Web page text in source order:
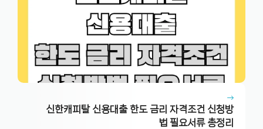
신한캐피탈 신용대출 한도 금리 자격조건 신청방
법 필요서류 총정리